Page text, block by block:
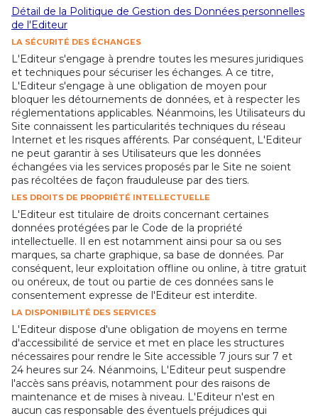
Détail de la Politique de Gestion des Données personnelles
de l'Editeur
LA SÉCURITÉ DES ÉCHANGES
L'Editeur s'engage à prendre toutes les mesures juridiques
et techniques pour sécuriser les échanges. A ce titre,
L'Editeur s'engage à une obligation de moyen pour
bloquer les détournements de données, et à respecter les
réglementations applicables. Néanmoins, les Utilisateurs du
Site connaissent les particularités techniques du réseau
Internet et les risques afférents. Par conséquent, L'Editeur
ne peut garantir à ses Utilisateurs que les données
échangées via les services proposés par le Site ne soient
pas récoltées de façon frauduleuse par des tiers.
LES DROITS DE PROPRIÉTÉ INTELLECTUELLE
L'Editeur est titulaire de droits concernant certaines
données protégées par le Code de la propriété
intellectuelle. Il en est notamment ainsi pour sa ou ses
marques, sa charte graphique, sa base de données. Par
conséquent, leur exploitation offline ou online, à titre gratuit
ou onéreux, de tout ou partie de ces données sans le
consentement expresse de l'Editeur est interdite.
LA DISPONIBILITÉ DES SERVICES
L'Editeur dispose d'une obligation de moyens en terme
d'accessibilité de service et met en place les structures
nécessaires pour rendre le Site accessible 7 jours sur 7 et
24 heures sur 24. Néanmoins, L'Editeur peut suspendre
l'accès sans préavis, notamment pour des raisons de
maintenance et de mises à niveau. L'Editeur n'est en
aucun cas responsable des éventuels préjudices qui